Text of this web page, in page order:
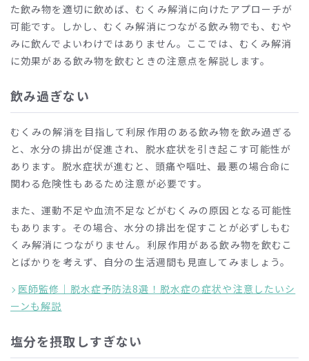
た飲み物を適切に飲めば、むくみ解消に向けたアプローチが
可能です。しかし、むくみ解消につながる飲み物でも、むや
みに飲んでよいわけではありません。ここでは、むくみ解消
に効果がある飲み物を飲むときの注意点を解説します。
飲み過ぎない
むくみの解消を目指して利尿作用のある飲み物を飲み過ぎる
と、水分の排出が促進され、脱水症状を引き起こす可能性が
あります。脱水症状が進むと、頭痛や嘔吐、最悪の場合命に
関わる危険性もあるため注意が必要です。
また、運動不足や血流不足などがむくみの原因となる可能性
もあります。その場合、水分の排出を促すことが必ずしもむ
くみ解消につながりません。利尿作用がある飲み物を飲むこ
とばかりを考えず、自分の生活週間も見直してみましょう。
医師監修｜脱水症予防法8選！脱水症の症状や注意したいシ
ーンも解説
塩分を摂取しすぎない